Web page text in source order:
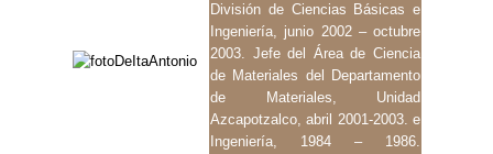
División de Ciencias Básicas e
Ingeniería, junio 2002 – octubre
2003. Jefe del Área de Ciencia
de Materiales del Departamento
de Materiales, Unidad
Azcapotzalco, abril 2001-2003. e
Ingeniería, 1984 – 1986.